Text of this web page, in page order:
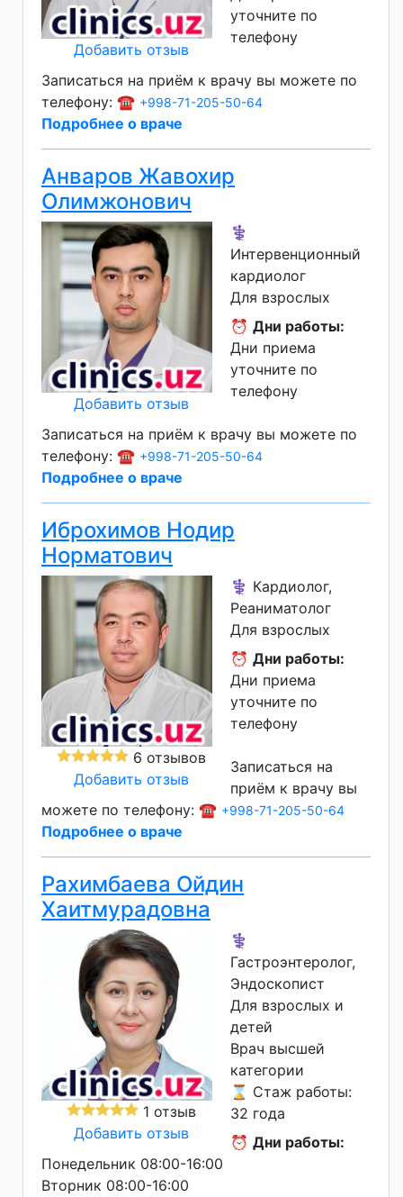
Добавить отзыв
уточните по
телефону
Записаться на приём к врачу вы можете по
телефону: ☎️ +998-71-205-50-64
Подробнее о враче
Анваров Жавохир
Олимжонович
Добавить отзыв
⚕️
Интервенционный
кардиолог
Для взрослых
⏰ Дни работы:
Дни приема
уточните по
телефону
Записаться на приём к врачу вы можете по
телефону: ☎️ +998-71-205-50-64
Подробнее о враче
Иброхимов Нодир
Норматович
6 отзывов
Добавить отзыв
⚕️ Кардиолог,
Реаниматолог
Для взрослых
⏰ Дни работы:
Дни приема
уточните по
телефону
Записаться на
приём к врачу вы
можете по телефону: ☎️ +998-71-205-50-64
Подробнее о враче
Рахимбаева Ойдин
Хаитмурадовна
1 отзыв
Добавить отзыв
⚕️
Гастроэнтеролог,
Эндоскопист
Для взрослых и
детей
Врач высшей
категории
⌛ Стаж работы:
32 года
⏰ Дни работы:
Понедельник 08:00-16:00
Вторник 08:00-16:00